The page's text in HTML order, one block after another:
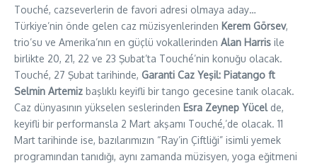
Touché, cazseverlerin de favori adresi olmaya aday…
Türkiye’nin önde gelen caz müzisyenlerinden Kerem Görsev,
trio’su ve Amerika’nın en güçlü vokallerinden Alan Harris ile
birlikte 20, 21, 22 ve 23 Şubat’ta Touché’nin konuğu olacak.
Touché, 27 Şubat tarihinde, Garanti Caz Yeşil: Piatango ft
Selmin Artemiz başlıklı keyifli bir tango gecesine tanık olacak.
Caz dünyasının yükselen seslerinden Esra Zeynep Yücelde,
keyifli bir performansla 2 Mart akşamı Touché,’de olacak. 11
Mart tarihinde ise, bazılarımızın “Ray’in Çiftliği” isimli yemek
programından tanıdığı, aynı zamanda müzisyen, yoga eğitmeni